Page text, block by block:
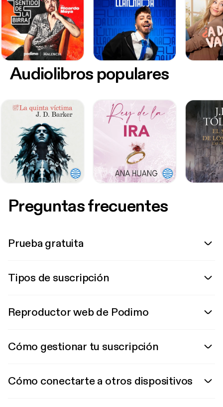
Audiolibros populares
Preguntas frecuentes
Prueba gratuita
Tipos de suscripción
Reproductor web de Podimo
Cómo gestionar tu suscripción
Cómo conectarte a otros dispositivos